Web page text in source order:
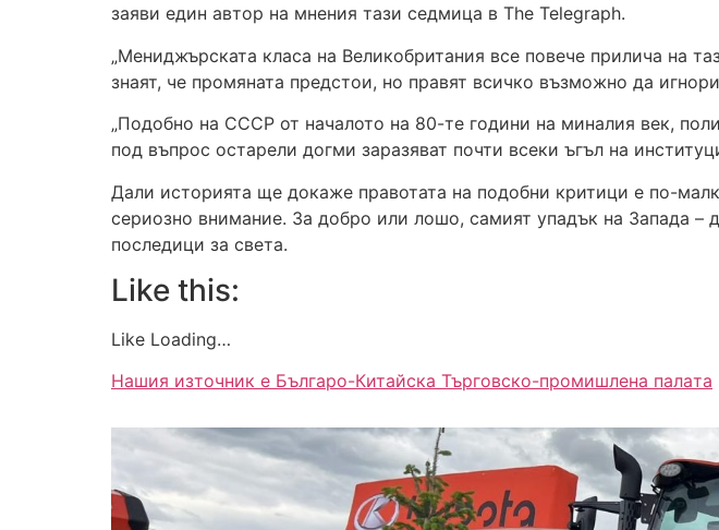
заяви един автор на мнения тази седмица в The Telegraph.
„Мениджърската класа на Великобритания все повече прилича на
знаят, че промяната предстои, но правят всичко възможно да
„Подобно на СССР от началото на 80-те години на миналия век,
под въпрос остарели догми заразяват почти всеки ъгъл на
Дали историята ще докаже правотата на подобни критици е по-
сериозно внимание. За добро или лошо, самият упадък на Запада –
последици за света.
Like this:
Like Loading…
Нашия източник е Българо-Китайска Търговско-промишлена палaта